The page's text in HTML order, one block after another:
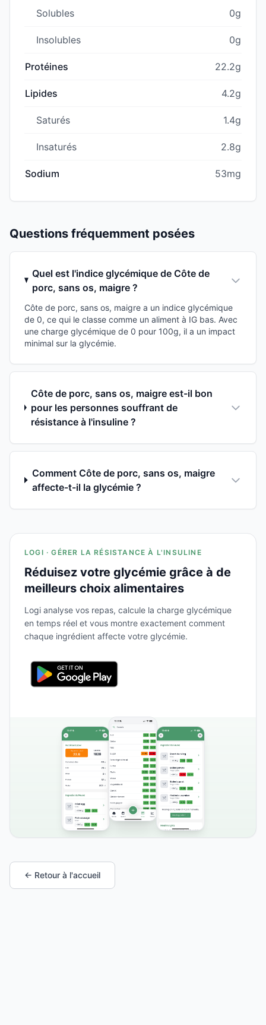
Solubles 0g
Insolubles 0g
Protéines 22.2g
Lipides 4.2g
Saturés 1.4g
Insaturés 2.8g
Sodium 53mg
Questions fréquemment posées
Quel est l'indice glycémique de Côte de
porc, sans os, maigre ?
Côte de porc, sans os, maigre a un indice glycémique
de 0, ce qui le classe comme un aliment à IG bas. Avec
une charge glycémique de 0 pour 100g, il a un impact
minimal sur la glycémie.
Côte de porc, sans os, maigre est-il bon
pour les personnes souffrant de
résistance à l'insuline ?
Comment Côte de porc, sans os, maigre
affecte-t-il la glycémie ?
LOGI · GÉRER LA RÉSISTANCE À L'INSULINE
Réduisez votre glycémie grâce à de
meilleurs choix alimentaires
Logi analyse vos repas, calcule la charge glycémique
en temps réel et vous montre exactement comment
chaque ingrédient affecte votre glycémie.
← Retour à l'accueil